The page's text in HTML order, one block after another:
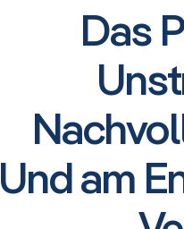
Das
Und am